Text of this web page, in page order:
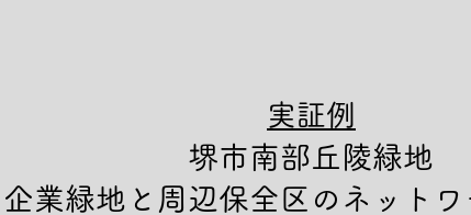
実証例
堺市南部丘陵緑地
企業緑地と周辺保全区のネット